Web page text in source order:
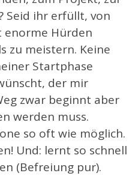
Seid ihr erfüllt, von
enorme Hürden
zu meistern. Keine
Startphase
der mir
zwar beginnt aber
werden muss.
so oft wie möglich.
Und: lernt so schnell
(Befreiung pur).